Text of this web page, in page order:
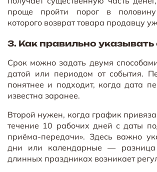
проще пройти порог в
которого возврат товара продавцу
3. Как правильно указывать
Срок можно задать двумя
датой или периодом от события.
понятнее и подходит, когда дата
известна заранее.
Второй нужен, когда график
течение 10 рабочих дней с даты
приёма-передачи». Здесь важно
дни или календарные —
длинных праздниках возникает